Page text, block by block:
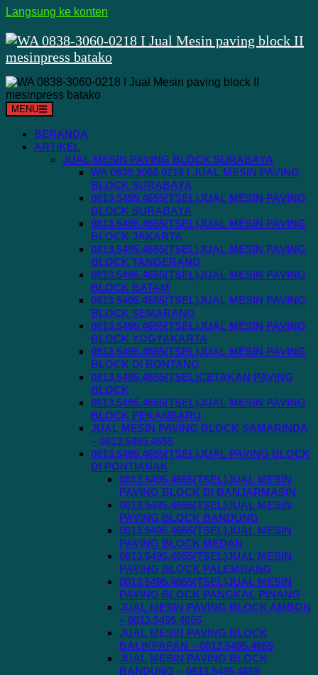
Langsung ke konten
MENU
BERANDA
ARTIKEL
JUAL MESIN PAVING BLOCK SURABAYA
WA 0838.3060.0218 I JUAL MESIN PAVING
BLOCK SURABAYA
0813.5495.4655(TSEL)JUAL MESIN PAVING
BLOCK SURABAYA
0813.5495.4655(TSEL)JUAL MESIN PAVING
BLOCK JAKARTA
0813.5495.4655(TSEL)JUAL MESIN PAVING
BLOCK TANGERANG
0813.5495.4655(TSEL)JUAL MESIN PAVING
BLOCK BATAM
0813.5495.4655(TSEL)JUAL MESIN PAVING
BLOCK SEMARANG
0813.5495.4655(TSEL)JUAL MESIN PAVING
BLOCK YOGYAKARTA
0813.5495.4655(TSEL)JUAL MESIN PAVING
BLOCK DI BONTANG
0813.5495.4655(TSEL)CETAKAN PAVING
BLOCK
0813.5495.4655(TSEL)JUAL MESIN PAVING
BLOCK PEKANBARU
JUAL MESIN PAVING BLOCK SAMARINDA
– 0813.5495.4655
0813.5495.4655(TSEL)JUAL PAVING BLOCK
DI PONTIANAK
0813.5495.4655(TSEL)JUAL MESIN
PAVING BLOCK DI BANJARMASIN
0813.5495.4655(TSEL)JUAL MESIN
PAVING BLOCK BANDUNG
0813.5495.4655(TSEL)JUAL MESIN
PAVING BLOCK MEDAN
0813.5495.4655(TSEL)JUAL MESIN
PAVING BLOCK PALEMBANG
0813.5495.4655(TSEL)JUAL MESIN
PAVING BLOCK PANGKAL PINANG
JUAL MESIN PAVING BLOCK AMBON
– 0813.5495.4655
JUAL MESIN PAVING BLOCK
BALIKPAPAN – 0813.5495.4655
JUAL MESIN PAVING BLOCK
BANDUNG – 0813.5495.4655